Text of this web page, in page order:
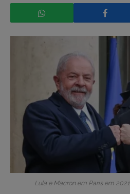
Lula e Macron em Paris em